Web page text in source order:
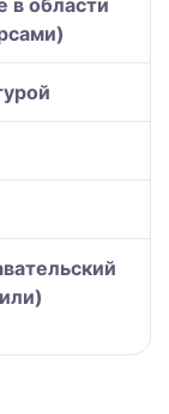
в области